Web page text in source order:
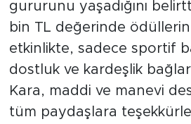
gururunu yaşadığını
bin TL değerinde ödüllerin
etkinlikte, sadece sportif
dostluk ve kardeşlik
Kara, maddi ve manevi
tüm paydaşlara